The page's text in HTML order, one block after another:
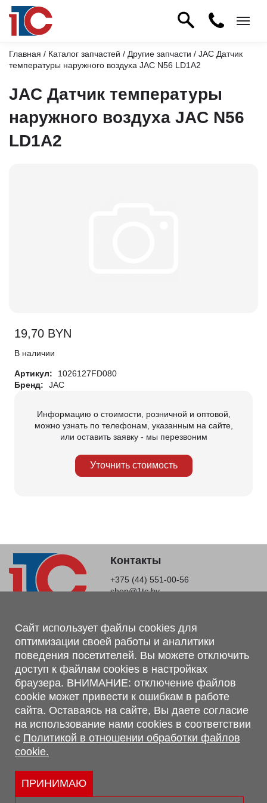
Главная / Каталог запчастей / Другие запчасти / JAC Датчик
температуры наружного воздуха JAC N56 LD1A2
JAC Датчик температуры
наружного воздуха JAC N56
LD1A2
19,70 BYN
В наличии
Артикул:
1026127FD080
Бренд:
JAC
Информацию о стоимости, розничной и оптовой,
можно узнать по телефонам, указанным на сайте,
или оставить заявку - мы перезвоним
Уточнить стоимость
Контакты
+375 (44) 551-00-56
shop@1tc.by
Магазин, склад
г. Минск, Минский р-н, п. Привольный, ул. Мира, 20А,
223062
г. Брест, ул. Лейтенанта Рябцева, 108 В, 224701
Обращаем Ваше внимание, что вся предоставленная на сайте
информация, касающаяся комплектаций, технических
характеристик, цветовых сочетаний, а также стоимости и
сервисного обслуживания носит информационный характер и
не является публичной офертой, определяемой п.2 ст.407
Гражданского кодекса Республики Беларусь.
Политика обработки персональных данных
Политикой в отношении обработки файлов cookie.
Сайт использует файлы cookies для
оптимизации своей работы и аналитики
поведения посетителей. Вы можете отключить
доступ к файлам cookies в настройках
браузера. ВНИМАНИЕ: отключение файлов
cookie может привести к ошибкам в работе
сайта. Оставаясь на сайте, Вы даете согласие
на использование нами cookies в соответствии
с Политикой в отношении обработки файлов
cookie.
ПРИНИМАЮ